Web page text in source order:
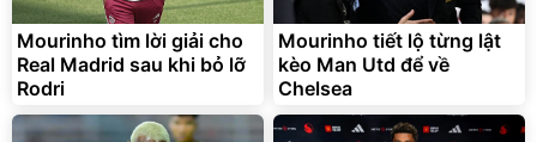
Mourinho tìm lời giải cho
Real Madrid sau khi bỏ lỡ
Rodri
Mourinho tiết lộ từng lật
kèo Man Utd để về
Chelsea